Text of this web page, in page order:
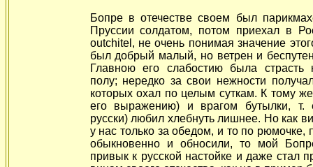
Бопре в отечестве своем был
Пруссии солдатом, потом приехал в
outchitel, не очень понимая значение
был добрый малый, но ветрен и
Главною его слабостию была страсть
полу; нередко за свои нежности
которых охал по целым суткам. К тому
его выражению) и врагом бутылки, т.
русски) любил хлебнуть лишнее. Но как
у нас только за обедом, и то по рюмочке,
обыкновенно и обносили, то мой
привык к русской настойке и даже стал